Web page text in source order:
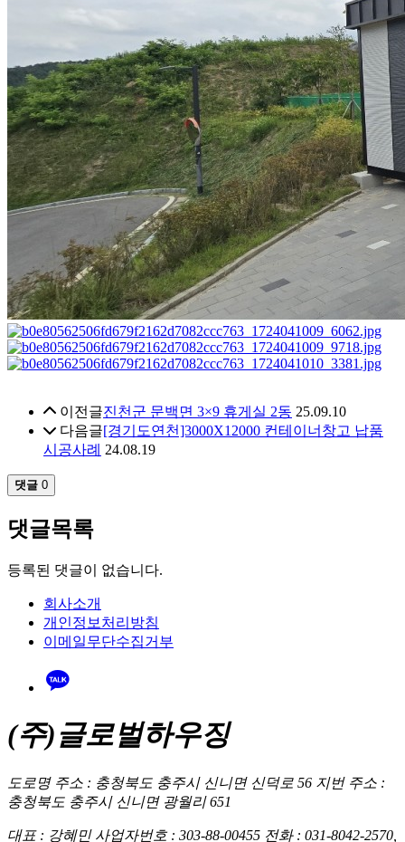
이전글진천군 문백면 3×9 휴게실 2동 25.09.10
다음글[경기도연천]3000X12000 컨테이너창고 납품
시공사례 24.08.19
댓글 0
댓글목록
등록된 댓글이 없습니다.
회사소개
개인정보처리방침
이메일무단수집거부
(주)글로벌하우징
도로명 주소 : 충청북도 충주시 신니면 신덕로 56 지번 주소 :
충청북도 충주시 신니면 광월리 651
대표 : 강혜민 사업자번호 : 303-88-00455 전화 : 031-8042-2570,